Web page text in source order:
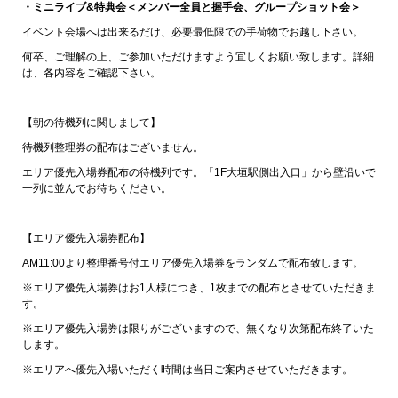
・ミニライブ&特典会＜メンバー全員と握手会、グループショット会＞
イベント会場へは出来るだけ、必要最低限での手荷物でお越し下さい。
何卒、ご理解の上、ご参加いただけますよう宜しくお願い致します。詳細
は、各内容をご確認下さい。
【朝の待機列に関しまして】
待機列整理券の配布はございません。
エリア優先入場券配布の待機列です。「1F大垣駅側出入口」から壁沿いで
一列に並んでお待ちください。
【エリア優先入場券配布】
AM11:00より整理番号付エリア優先入場券をランダムで配布致します。
※エリア優先入場券はお1人様につき、1枚までの配布とさせていただきま
す。
※エリア優先入場券は限りがございますので、無くなり次第配布終了いた
します。
※エリアへ優先入場いただく時間は当日ご案内させていただきます。